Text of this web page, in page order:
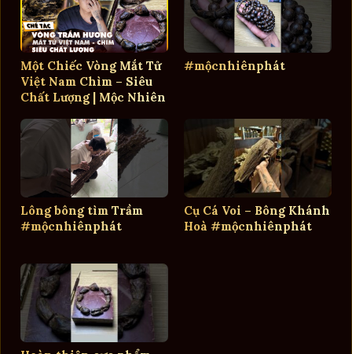
Một Chiếc Vòng Mắt Tử
Việt Nam Chìm – Siêu
Chất Lượng | Mộc Nhiên
#mộcnhiênphát
Lông bông tìm Trầm
#mộcnhiênphát
Cụ Cá Voi – Bông Khánh
Hoà #mộcnhiênphát